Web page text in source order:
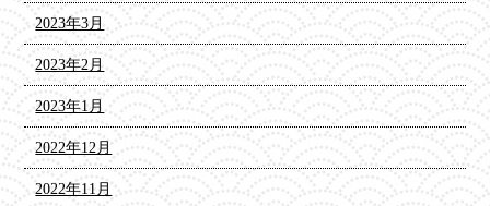
2023年3月
2023年2月
2023年1月
2022年12月
2022年11月